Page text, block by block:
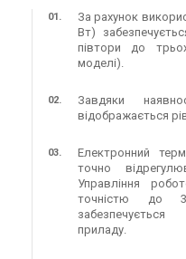
За рахунок
Вт)
півтори до
моделі).
Завдяки
відображається
Електронний
точно
Управління
точністю до
приладу.